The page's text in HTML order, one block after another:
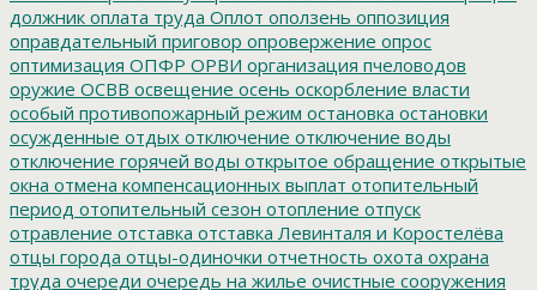
должник оплата труда Оплот оползень оппозиция
оправдательный приговор опровержение опрос
оптимизация ОПФР ОРВИ организация пчеловодов
оружие ОСВВ освещение осень оскорбление власти
особый противопожарный режим остановка остановки
осужденные отдых отключение отключение воды
отключение горячей воды открытое обращение открытые
окна отмена компенсационных выплат отопительный
период отопительный сезон отопление отпуск
отравление отставка отставка Левинталя и Коростелёва
отцы города отцы-одиночки отчетность охота охрана
труда очереди очередь на жилье очистные сооружения